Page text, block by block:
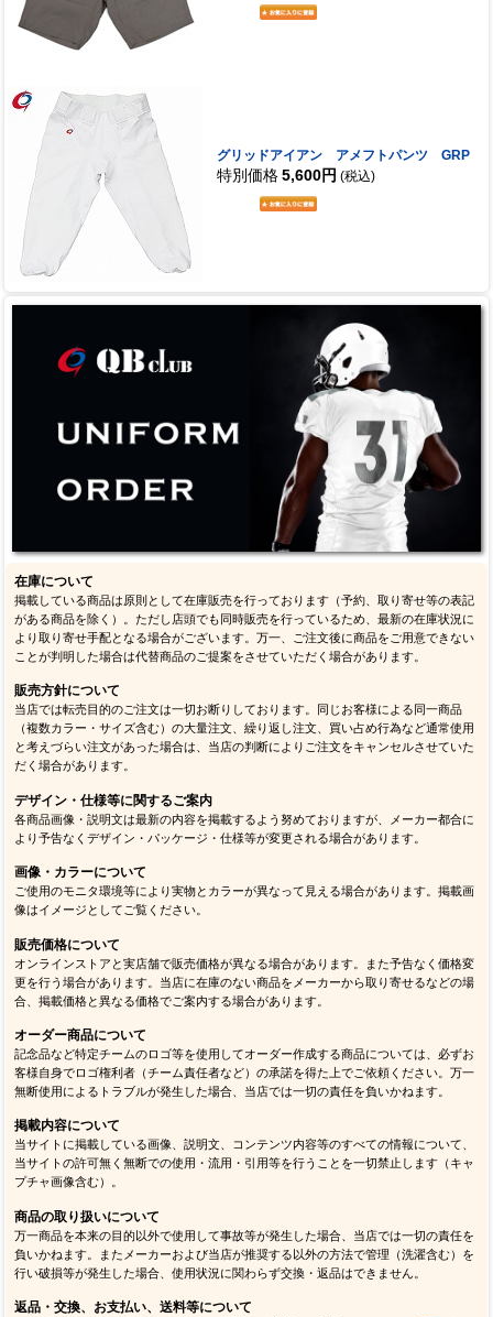
グリッドアイアン アメフトパンツ GRP
特別価格 5,600円 (税込)
在庫について
掲載している商品は原則として在庫販売を行っております（予約、取り寄せ等の表記
がある商品を除く）。ただし店頭でも同時販売を行っているため、最新の在庫状況に
より取り寄せ手配となる場合がございます。万一、ご注文後に商品をご用意できない
ことが判明した場合は代替商品のご提案をさせていただく場合があります。
販売方針について
当店では転売目的のご注文は一切お断りしております。同じお客様による同一商品
（複数カラー・サイズ含む）の大量注文、繰り返し注文、買い占め行為など通常使用
と考えづらい注文があった場合は、当店の判断によりご注文をキャンセルさせていた
だく場合があります。
デザイン・仕様等に関するご案内
各商品画像・説明文は最新の内容を掲載するよう努めておりますが、メーカー都合に
より予告なくデザイン・パッケージ・仕様等が変更される場合があります。
画像・カラーについて
ご使用のモニタ環境等により実物とカラーが異なって見える場合があります。掲載画
像はイメージとしてご覧ください。
販売価格について
オンラインストアと実店舗で販売価格が異なる場合があります。また予告なく価格変
更を行う場合があります。当店に在庫のない商品をメーカーから取り寄せるなどの場
合、掲載価格と異なる価格でご案内する場合があります。
オーダー商品について
記念品など特定チームのロゴ等を使用してオーダー作成する商品については、必ずお
客様自身でロゴ権利者（チーム責任者など）の承諾を得た上でご依頼ください。万一
無断使用によるトラブルが発生した場合、当店では一切の責任を負いかねます。
掲載内容について
当サイトに掲載している画像、説明文、コンテンツ内容等のすべての情報について、
当サイトの許可無く無断での使用・流用・引用等を行うことを一切禁止します（キャ
プチャ画像含む）。
商品の取り扱いについて
万一商品を本来の目的以外で使用して事故等が発生した場合、当店では一切の責任を
負いかねます。またメーカーおよび当店が推奨する以外の方法で管理（洗濯含む）を
行い破損等が発生した場合、使用状況に関わらず交換・返品はできません。
返品・交換、お支払い、送料等について